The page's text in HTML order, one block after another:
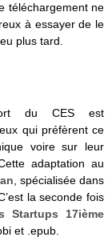
téléchargement ne
à essayer de le
plus tard.
du CES est
qui préfèrent ce
voire sur leur
adaptation au
, spécialisée dans
la seconde fois
Startups 17ième
et .epub.